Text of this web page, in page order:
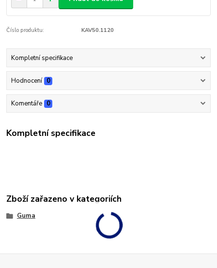
Číslo produktu: KAV50.1120
Kompletní specifikace
Hodnocení 0
Komentáře 0
Kompletní specifikace
Zboží zařazeno v kategoriích
Guma